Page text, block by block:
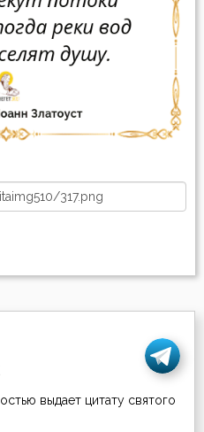
выдает цитату святого